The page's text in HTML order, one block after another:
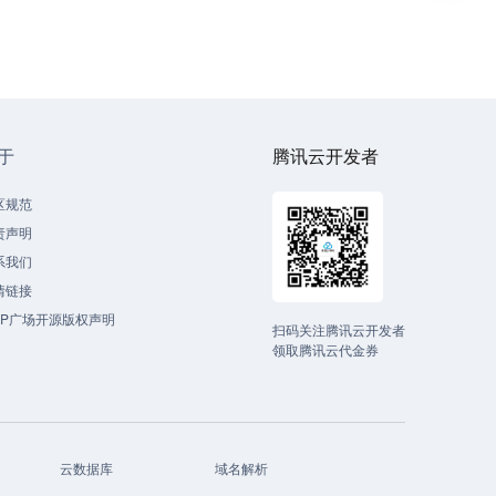
规范
声明
我们
链接
广场开源版权声明
腾讯云开发者
扫码关注腾讯云开发者
领取腾讯云代金券
云数据库 域名解析